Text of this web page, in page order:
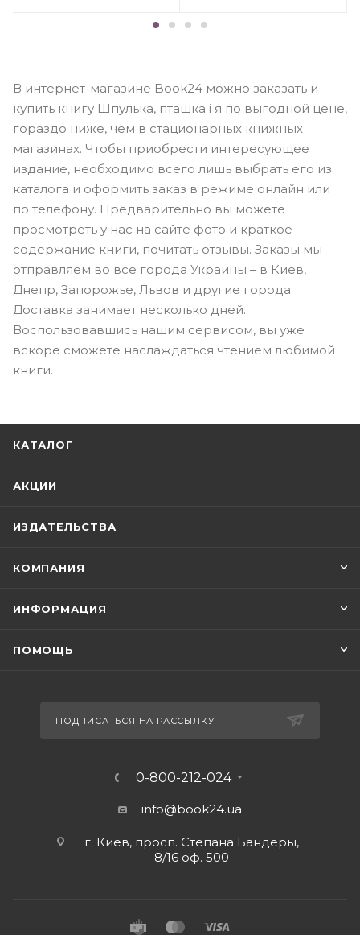
В интернет-магазине Book24 можно заказать и
купить книгу Шпулька, пташка і я по выгодной цене,
гораздо ниже, чем в стационарных книжных
магазинах. Чтобы приобрести интересующее
издание, необходимо всего лишь выбрать его из
каталога и оформить заказ в режиме онлайн или
по телефону. Предварительно вы можете
просмотреть у нас на сайте фото и краткое
содержание книги, почитать отзывы. Заказы мы
отправляем во все города Украины – в Киев,
Днепр, Запорожье, Львов и другие города.
Доставка занимает несколько дней.
Воспользовавшись нашим сервисом, вы уже
вскоре сможете наслаждаться чтением любимой
книги.
КАТАЛОГ
АКЦИИ
ИЗДАТЕЛЬСТВА
КОМПАНИЯ
ИНФОРМАЦИЯ
ПОМОЩЬ
ПОДПИСАТЬСЯ НА РАССЫЛКУ
0-800-212-024
info@book24.ua
г. Киев, просп. Степана Бандеры,
8/16 оф. 500